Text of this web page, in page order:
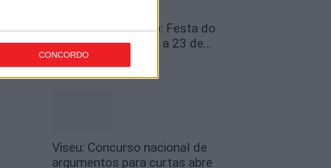
CONCORDO
Penalva do Castelo: Festa do
Vinho Dão regressa a 23 de...
6 de Agosto, 2026
Viseu: Concurso nacional de
argumentos para curtas abre